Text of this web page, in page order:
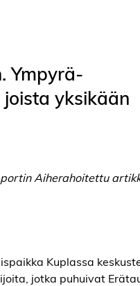
Ympyrä-
yksikään
Aiherahoitettu
Kuplassa
jotka puhuivat